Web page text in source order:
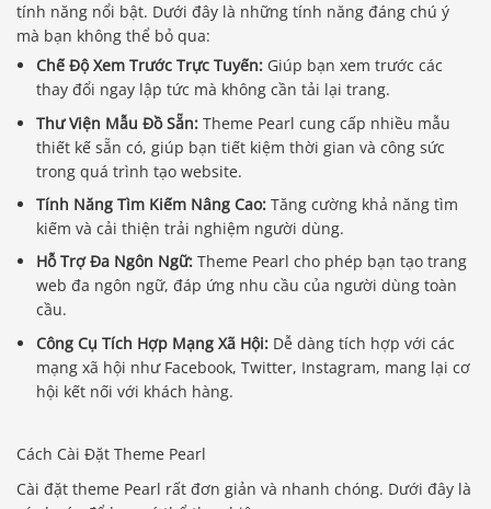
tính năng nổi bật. Dưới đây là những tính năng đáng chú ý
mà bạn không thể bỏ qua:
Chế Độ Xem Trước Trực Tuyến: Giúp bạn xem trước các
thay đổi ngay lập tức mà không cần tải lại trang.
Thư Viện Mẫu Đồ Sẵn: Theme Pearl cung cấp nhiều mẫu
thiết kế sẵn có, giúp bạn tiết kiệm thời gian và công sức
trong quá trình tạo website.
Tính Năng Tìm Kiếm Nâng Cao: Tăng cường khả năng tìm
kiếm và cải thiện trải nghiệm người dùng.
Hỗ Trợ Đa Ngôn Ngữ: Theme Pearl cho phép bạn tạo trang
web đa ngôn ngữ, đáp ứng nhu cầu của người dùng toàn
cầu.
Công Cụ Tích Hợp Mạng Xã Hội: Dễ dàng tích hợp với các
mạng xã hội như Facebook, Twitter, Instagram, mang lại cơ
hội kết nối với khách hàng.
Cách Cài Đặt Theme Pearl
Cài đặt theme Pearl rất đơn giản và nhanh chóng. Dưới đây là